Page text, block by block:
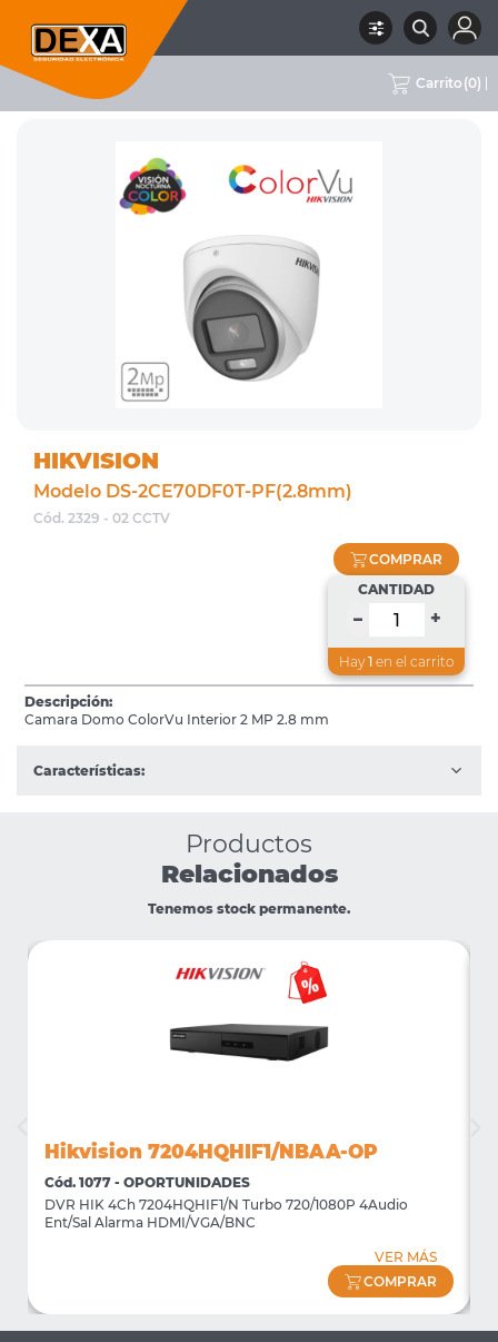
Carrito (0)
RUBRO SUBRUBRO HIKVISION
HIKVISION
Modelo DS-2CE70DF0T-PF(2.8mm)
Cód. 2329 - 02 CCTV
COMPRAR
CANTIDAD
– +
Hay 1 en el carrito
Descripción:
Camara Domo ColorVu Interior 2 MP 2.8 mm
Características:
Productos
Relacionados
Tenemos stock permanente.
Hikvision 7204HQHIF1/NBAA-OP
Cód. 1077 - OPORTUNIDADES
DVR HIK 4Ch 7204HQHIF1/N Turbo 720/1080P 4Audio
Ent/Sal Alarma HDMI/VGA/BNC
VER MÁS
COMPRAR